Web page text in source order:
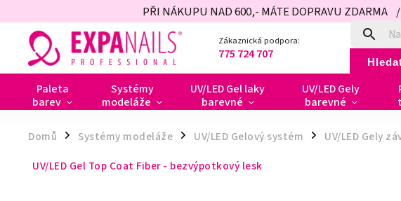
PŘI NÁKUPU NAD 600,- MÁTE DOPRAVU
Zákaznická podpora:
775 724 707
Paleta
barev
Systémy
modeláže
UV/LED Gel laky
barevné
UV/LED Gely
barevné
Domů / Systémy modeláže / UV/LED Gelový systém / UV/LED Gely
UV/LED Gel Top Coat Fiber - bezvýpotkový lesk